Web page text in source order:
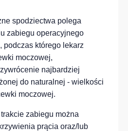
spodziectwa polega
zabiegu operacyjnego
podczas którego lekarz
moczowej,
najbardziej
do naturalnej - wielkości
moczowej.
zabiegu można
prącia oraz/lub